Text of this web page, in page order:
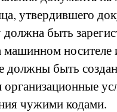
утвердившего
быть
машинном
быть
организационные
чужими кодами.